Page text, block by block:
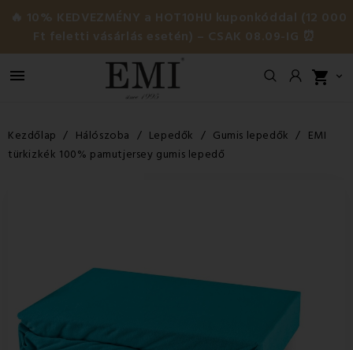
🔥 10% KEDVEZMÉNY a HOT10HU kuponkóddal (12 000
Ft feletti vásárlás esetén) – CSAK 08.09-IG ⏰
 shopping_cart 
Kezdőlap Hálószoba Lepedők Gumis lepedők
EMI
türkizkék 100% pamutjersey gumis lepedő